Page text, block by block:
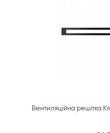
Вентиляційна решітка